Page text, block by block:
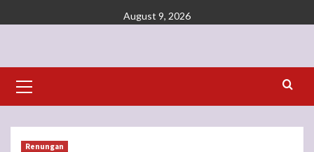
to
August 9, 2026
Menu
Renungan